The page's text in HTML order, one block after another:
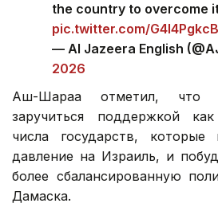
the country to overcome
pic.twitter.com/
— Al Jazeera English
2026
Аш-Шараа отметил, что
заручиться поддержкой
числа государств,
давление на Израиль, и
более сбалансированную
Дамаска.